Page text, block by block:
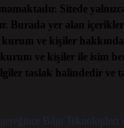
Sitede
Burada yer alan
ve kişiler hakkında
kurum ve kişiler ile isim
taslak halindedir ve
gereğince Bilgi